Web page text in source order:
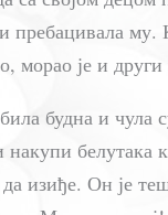
и пребацивала
морао је и други
будна и чула
накупи белутака
изиђе. Он је